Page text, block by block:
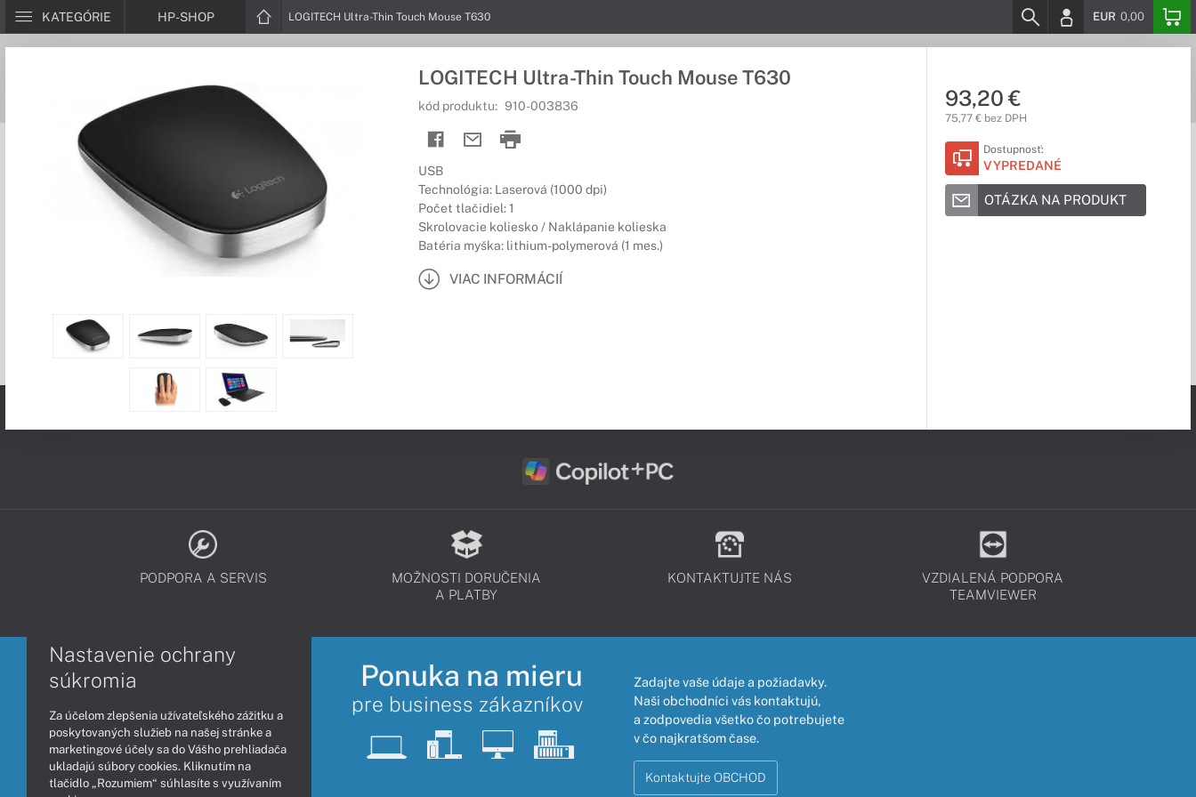
KATEGÓRIE HP-SHOP LOGITECH Ultra-Thin Touch Mouse T630 EUR 0,00
LOGITECH Ultra-Thin Touch Mouse T630
kód produktu: 910-003836
USB
Technológia: Laserová (1000 dpi)
Počet tlačidiel: 1
Skrolovacie koliesko / Naklápanie kolieska
Batéria myška: lithium-polymerová (1 mes.)
VIAC INFORMÁCIÍ
93,20 €
75,77 € bez DPH
Dostupnosť:
VYPREDANÉ
OTÁZKA NA PRODUKT
PODPORA A SERVIS
MOŽNOSTI DORUČENIA
A PLATBY
KONTAKTUJTE NÁS
VZDIALENÁ PODPORA
TEAMVIEWER
Ponuka na mieru
pre business zákazníkov
Zadajte vaše údaje a požiadavky.
Naši obchodníci vás kontaktujú,
a zodpovedia všetko čo potrebujete
v čo najkratšom čase.
Kontaktujte OBCHOD
Nastavenie ochrany
súkromia
Za účelom zlepšenia užívateľského zážitku a
poskytovaných služieb na našej stránke a
marketingové účely sa do Vášho prehliadača
ukladajú súbory cookies. Kliknutím na
tlačidlo „Rozumiem“ súhlasíte s využívaním